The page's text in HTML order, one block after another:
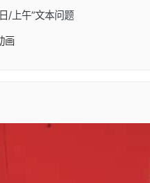
/上午”文本问题
画